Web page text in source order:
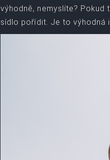
výhodně, nemyslíte?
sídlo pořídit. Je to výhodná